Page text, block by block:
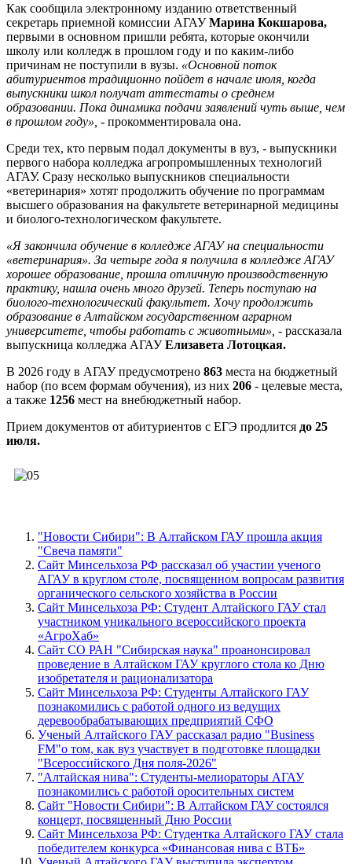
Как сообщила электронному изданию ответственный
секретарь приемной комиссии АГАУМарина Кокшарова,
первыми в основном пришли ребята, которые окончили
школу или колледж в прошлом году и по каким-либо
причинам не поступили в вузы. «Основной поток
абитуриентов традиционно пойдет в начале июля, когда
выпускники школ получат аттестаты о среднем
образовании. Пока динамика подачи заявлений чуть выше, чем
в прошлом году», - прокомментировала она.
Среди тех, кто первым подал документы в вуз, - выпускники
первого набора колледжа агропромышленных технологий
АГАУ. Сразу несколько выпускников специальности
«ветеринария» хотят продолжить обучение по программам
высшего образования на факультете ветеринарной медицины
и биолого-технологическом факультете.
«Я закончила обучение в колледже АГАУ на специальности
«ветеринария». За четыре года я получила в колледже АГАУ
хорошее образование, прошла отличную производственную
практику, нашла очень много друзей. Теперь поступаю на
биолого-технологический факультет. Хочу продолжить
образование в Алтайском государственном аграрном
университете, чтобы работать с животными», - рассказала
выпускница колледжа АГАУЕлизавета Лотоцкая.
В 2026 году в АГАУ предусмотрено 863 места на бюджетный
набор (по всем формам обучения), из них 206 - целевые места,
а также 1256 мест на внебюджетный набор.
Прием документов от абитуриентов с ЕГЭ продлится до 25
июля.
"Новости Сибири": В Алтайском ГАУ прошла акция
"Свеча памяти"
Сайт Минсельхоза РФ рассказал об участии ученого
АГАУ в круглом столе, посвященном вопросам развития
органического сельского хозяйства в России
Сайт Минсельхоза РФ: Студент Алтайского ГАУ стал
участником уникального всероссийского проекта
«АгроХаб»
Сайт СО РАН "Сибирская наука" проанонсировал
проведение в Алтайском ГАУ круглого стола ко Дню
изобретателя и рационализатора
Сайт Минсельхоза РФ: Студенты Алтайского ГАУ
познакомились с работой одного из ведущих
деревообрабатывающих предприятий СФО
Ученый Алтайского ГАУ рассказал радио "Business
FM"о том, как вуз участвует в подготовке площадки
"Всероссийского Дня поля-2026"
"Алтайская нива": Студенты-мелиораторы АГАУ
познакомились с работой оросительных систем
Сайт "Новости Сибири": В Алтайском ГАУ состоялся
концерт, посвященный Дню России
Сайт Минсельхоза РФ: Студентка Алтайского ГАУ стала
победителем конкурса «Финансовая нива с ВТБ»